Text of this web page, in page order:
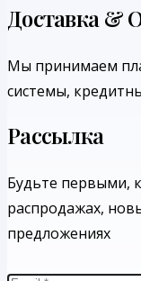
Доставка &
Мы принимаем
системы,
Рассылка
Будьте первыми,
распродажах,
предложениях